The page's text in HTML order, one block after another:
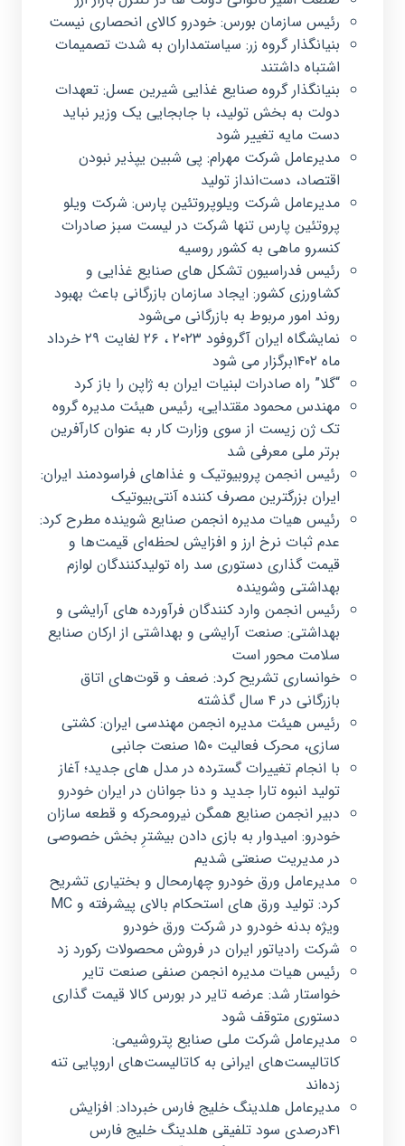
رئیس سازمان بورس: خودرو کالای انحصاری نیست
بنیانگذار گروه زر: سیاستمداران به شدت تصمیمات
اشتباه داشتند
بنیانگذار گروه صنایع غذایی شیرین عسل: تعهدات
دولت به بخش تولید، با جابجایی یک وزیر نباید
دست مایه تغییر شود
مدیرعامل شرکت مهرام: پی شبین یپذیر نبودن
اقتصاد، دست‌انداز تولید
مدیرعامل شرکت ویلوپروتئین پارس: شرکت ویلو
پروتئین پارس تنها شرکت در لیست سبز صادرات
کنسرو ماهی به کشور روسیه
رئیس فدراسیون تشکل های صنایع غذایی و
کشاورزی کشور: ایجاد سازمان بازرگانی باعث بهبود
روند امور مربوط به بازرگانی می‌شود
نمایشگاه ایران آگروفود ۲۰۲۳ ، ۲۶ لغایت ۲۹ خرداد
ماه ۱۴۰۲برگزار می شود
“گلا” راه صادرات لبنیات ایران به ژاپن را باز کرد
مهندس محمود مقتدایی، رئیس هیئت مدیره گروه
تک ژن زیست از سوی وزارت کار به عنوان کارآفرین
برتر ملی معرفی شد
رئیس انجمن پروبیوتیک و غذاهای فراسودمند ایران:
ایران بزرگترین مصرف کننده آنتی‌بیوتیک
رئیس هیات مدیره انجمن صنایع شوینده مطرح کرد:
عدم ثبات نرخ ارز و افزایش لحظه‌ای قیمت‌ها و
قیمت گذاری دستوری سد راه تولیدکنندگان لوازم
بهداشتی وشوینده
رئیس انجمن وارد کنندگان فرآورده های آرایشی و
بهداشتی: صنعت آرایشی و بهداشتی از ارکان صنایع
سلامت محور است
خوانساری تشریح کرد: ضعف و قوت‌های اتاق
بازرگانی در ۴ سال گذشته
رئیس هیئت مدیره انجمن مهندسی ایران: کشتی
سازی، محرک فعالیت ۱۵۰ صنعت جانبی
با انجام تغییرات گسترده در مدل های جدید؛ آغاز
تولید انبوه تارا جدید و دنا جوانان در ایران خودرو
دبیر انجمن صنایع همگن نیرومحرکه و قطعه سازان
خودرو: امیدوار به بازی دادن بیشترِ بخش خصوصی
در مدیریت صنعتی شدیم
مدیرعامل ورق خودرو چهارمحال و بختیاری تشریح
کرد: تولید ورق های استحکام بالای پیشرفته و MC
ویژه بدنه خودرو در شرکت ورق خودرو
شرکت رادیاتور ایران در فروش محصولات رکورد زد
رئیس هیات مدیره انجمن صنفی صنعت تایر
خواستار شد: عرضه تایر در بورس کالا قیمت گذاری
دستوری متوقف شود
مدیرعامل شرکت ملی صنایع پتروشیمی:
کاتالیست‌های ایرانی به کاتالیست‌های اروپایی تنه
زده‌اند
مدیرعامل هلدینگ خلیج فارس خبرداد: افزایش
۴۱درصدی سود تلفیقی هلدینگ خلیج فارس